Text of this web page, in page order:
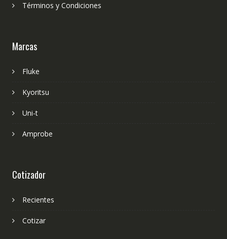
Términos y Condiciones
Marcas
Fluke
Kyoritsu
Uni-t
Amprobe
Cotizador
Recientes
Cotizar